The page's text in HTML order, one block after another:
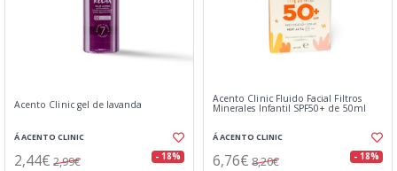
Acento Clinic gel de lavanda
Á ACENTO CLINIC
2,44€ 2,99€ - 18%
Acento Clinic Fluido Facial Filtros
Minerales Infantil SPF50+ de 50ml
Á ACENTO CLINIC
6,76€ 8,20€ - 18%